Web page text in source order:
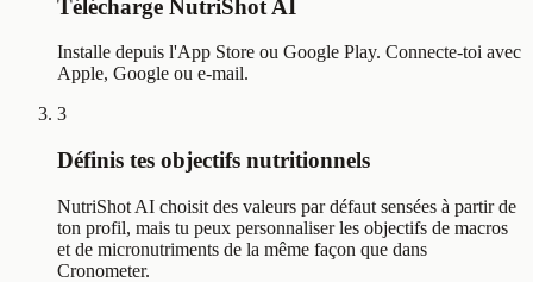
Télécharge NutriShot AI
Installe depuis l'App Store ou Google Play. Connecte-toi avec
Apple, Google ou e-mail.
3
Définis tes objectifs nutritionnels
NutriShot AI choisit des valeurs par défaut sensées à partir de
ton profil, mais tu peux personnaliser les objectifs de macros
et de micronutriments de la même façon que dans
Cronometer.